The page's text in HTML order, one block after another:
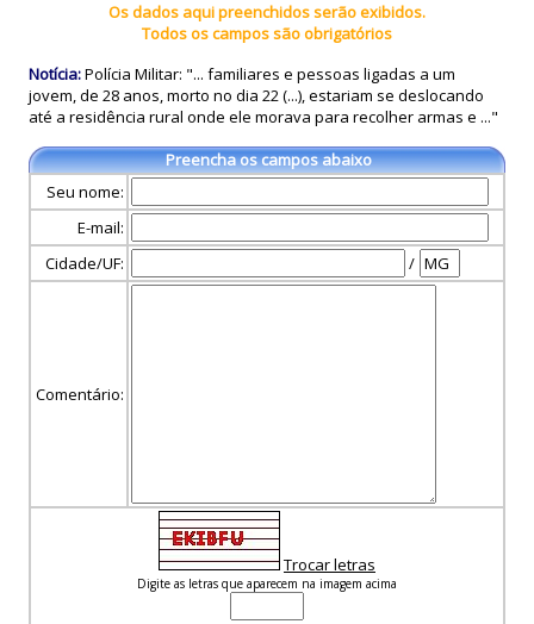
Os dados aqui preenchidos serão exibidos.
Todos os campos são obrigatórios
Notícia:Polícia Militar: "... familiares e pessoas ligadas a um
jovem, de 28 anos, morto no dia 22 (...), estariam se deslocando
até a residência rural onde ele morava para recolher armas e ..."
Preencha os campos abaixo
Seu nome:
E-mail:
Cidade/UF:
/
Comentário:
Trocar letras
Digite as letras que aparecem na imagem acima